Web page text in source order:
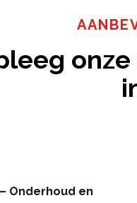
Onderhoud en